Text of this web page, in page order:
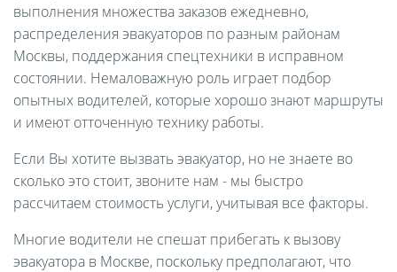
выполнения множества заказов ежедневно,
распределения эвакуаторов по разным районам
Москвы, поддержания спецтехники в исправном
состоянии. Немаловажную роль играет подбор
опытных водителей, которые хорошо знают маршруты
и имеют отточенную технику работы.
Если Вы хотите вызвать эвакуатор, но не знаете во
сколько это стоит, звоните нам - мы быстро
рассчитаем стоимость услуги, учитывая все факторы.
Многие водители не спешат прибегать к вызову
эвакуатора в Москве, поскольку предполагают, что